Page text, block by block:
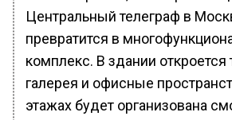
Центральный телеграф в
превратится в
комплекс. В здании откроется
галерея и офисные
этажах будет организована